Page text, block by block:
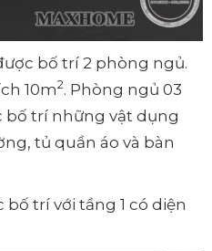
bố trí 2 phòng ngủ.
10m2. Phòng ngủ 03
bố trí những vật dụng
tủ quần áo và bàn
trí với tầng 1 có diện